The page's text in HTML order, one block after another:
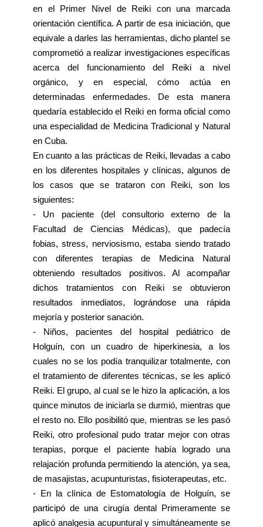
en el Primer Nivel de Reiki con una marcada
orientación científica. A partir de esa iniciación, que
equivale a darles las herramientas, dicho plantel se
comprometió a realizar investigaciones específicas
acerca del funcionamiento del Reiki a nivel
orgánico, y en especial, cómo actúa en
determinadas enfermedades. De esta manera
quedaría establecido el Reiki en forma oficial como
una especialidad de Medicina Tradicional y Natural
en Cuba.
En cuanto a las prácticas de Reiki, llevadas a cabo
en los diferentes hospitales y clínicas, algunos de
los casos que se trataron con Reiki, son los
siguientes:
- Un paciente (del consultorio externo de la
Facultad de Ciencias Médicas), que padecía
fobias, stress, nerviosismo, estaba siendo tratado
con diferentes terapias de Medicina Natural
obteniendo resultados positivos. Al acompañar
dichos tratamientos con Reiki se obtuvieron
resultados inmediatos, lográndose una rápida
mejoría y posterior sanación.
- Niños, pacientes del hospital pediátrico de
Holguín, con un cuadro de hiperkinesia, a los
cuales no se los podía tranquilizar totalmente, con
el tratamiento de diferentes técnicas, se les aplicó
Reiki. El grupo, al cual se le hizo la aplicación, a los
quince minutos de iniciarla se durmió, mientras que
el resto no. Ello posibilitó que, mientras se les pasó
Reiki, otro profesional pudo tratar mejor con otras
terapias, porque el paciente había logrado una
relajación profunda permitiendo la atención, ya sea,
de masajistas, acupunturistas, fisioterapeutas, etc.
- En la clínica de Estomatología de Holguín, se
participó de una cirugía dental Primeramente se
aplicó analgesia acupuntural y simultáneamente se